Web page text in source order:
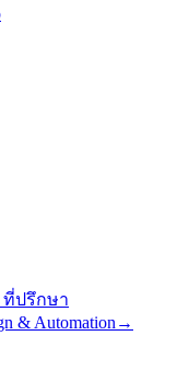
ที่ปรึกษา
& Automation →